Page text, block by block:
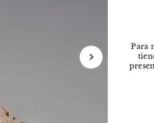
Para